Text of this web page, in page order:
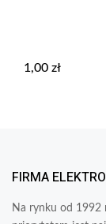
1,00 zł
FIRMA
Na rynku od 1992